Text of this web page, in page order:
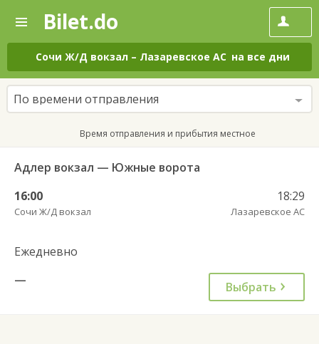
—
Поиск
и
покупка
билетов
на
автобус
онлайн
Bilet.do
Сочи Ж/Д вокзал – Лазаревское АС на все дни
По времени отправления
Время отправления и прибытия местное
Адлер вокзал — Южные ворота
16:00
Сочи Ж/Д вокзал
18:29
Лазаревское АС
Ежедневно
—
Выбрать